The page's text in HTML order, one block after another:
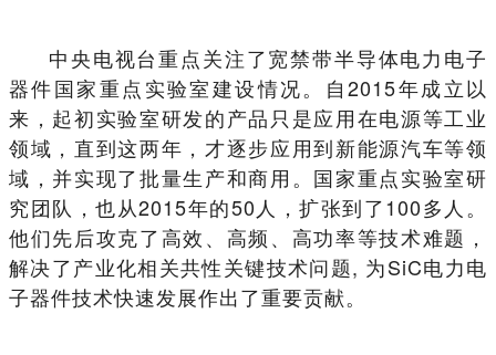
中央电视台重点关注了宽禁带半导体电力电子
器件国家重点实验室建设情况。自2015年成立以
来，起初实验室研发的产品只是应用在电源等工业
领域，直到这两年，才逐步应用到新能源汽车等领
域，并实现了批量生产和商用。国家重点实验室研
究团队，也从2015年的50人，扩张到了100多人。
他们先后攻克了高效、高频、高功率等技术难题，
解决了产业化相关共性关键技术问题, 为SiC电力电
子器件技术快速发展作出了重要贡献。